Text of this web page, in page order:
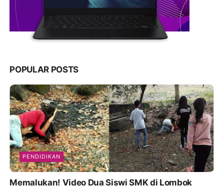
POPULAR POSTS
PENDIDIKAN
Memalukan! Video Dua Siswi SMK di Lombok